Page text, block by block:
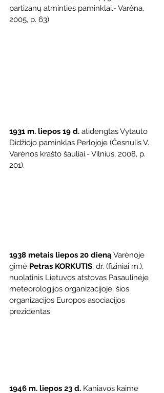
partizanų atminties paminklai.- Varėna,
2005, p. 63)
1931 m. liepos 19 d. atidengtas Vytauto
Didžiojo paminklas Perlojoje (Česnulis V.
Varėnos krašto šauliai.- Vilnius, 2008, p.
201).
1938 metais liepos 20 dieną Varėnoje
gimė Petras KORKUTIS, dr. (fiziniai m.),
nuolatinis Lietuvos atstovas Pasaulinėje
meteorologijos organizacijoje, šios
organizacijos Europos asociacijos
prezidentas
1946 m. liepos 23 d. Kaniavos kaime